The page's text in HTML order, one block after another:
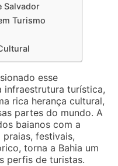
Salvador
Turismo
esse
infraestrutura turística,
rica herança cultural,
partes do mundo. A
baianos com a
festivais,
torna a Bahia um
perfis de turistas.